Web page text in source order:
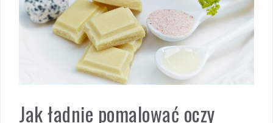
Jak ładnie pomalować oczy